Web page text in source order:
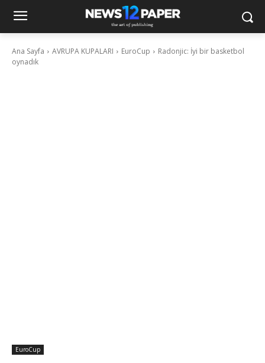
Ana Sayfa AVRUPA KUPALARI EuroCup
Radonjic: İyi bir basketbol
oynadık
EuroCup